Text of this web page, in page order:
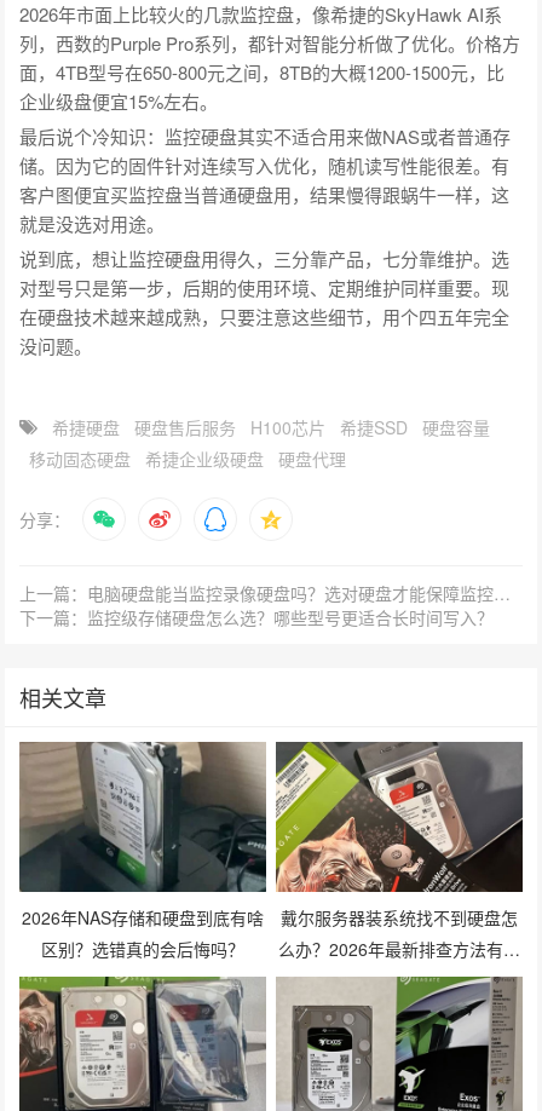
2026年市面上比较火的几款监控盘，像希捷的SkyHawk AI系
列，西数的Purple Pro系列，都针对智能分析做了优化。价格方
面，4TB型号在650-800元之间，8TB的大概1200-1500元，比
企业级盘便宜15%左右。
最后说个冷知识：监控硬盘其实不适合用来做NAS或者普通存
储。因为它的固件针对连续写入优化，随机读写性能很差。有
客户图便宜买监控盘当普通硬盘用，结果慢得跟蜗牛一样，这
就是没选对用途。
说到底，想让监控硬盘用得久，三分靠产品，七分靠维护。选
对型号只是第一步，后期的使用环境、定期维护同样重要。现
在硬盘技术越来越成熟，只要注意这些细节，用个四五年完全
没问题。
希捷硬盘 硬盘售后服务 H100芯片 希捷SSD
硬盘容量
移动固态硬盘
希捷企业级硬盘 硬盘代理
分享：
上一篇：电脑硬盘能当监控录像硬盘吗？选对硬盘才能保障监控数据安全
下一篇：监控级存储硬盘怎么选？哪些型号更适合长时间写入？
相关文章
2026年NAS存储和硬盘到底有啥
区别？选错真的会后悔吗？
戴尔服务器装系统找不到硬盘怎
么办？2026年最新排查方法有哪
些？